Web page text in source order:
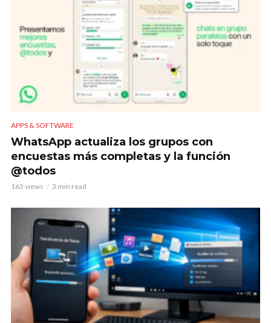
APPS & SOFTWARE
WhatsApp actualiza los grupos con
encuestas más completas y la función
@todos
163 views 3 min read